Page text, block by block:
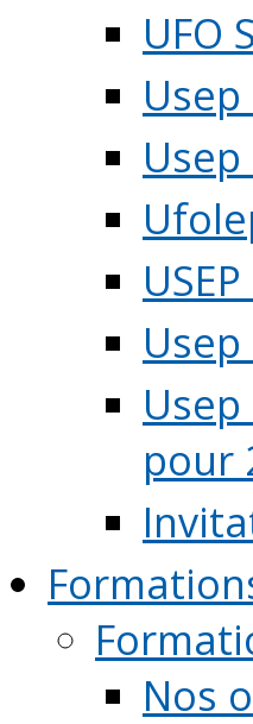
UFO
pour
Nos